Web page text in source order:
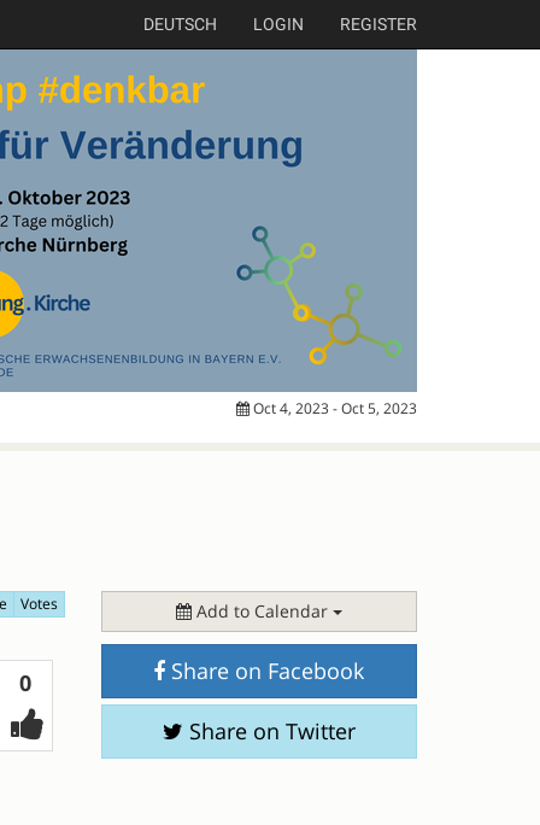
DEUTSCH LOGIN REGISTER
Oct 4, 2023 - Oct 5, 2023
Votes
0Votes
Add to Calendar
Share on Facebook
Share on Twitter